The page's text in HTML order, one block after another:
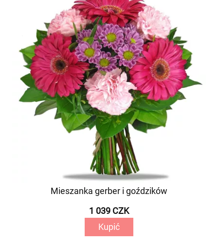
Mieszanka gerber i goździków
1 039 CZK
Kupić